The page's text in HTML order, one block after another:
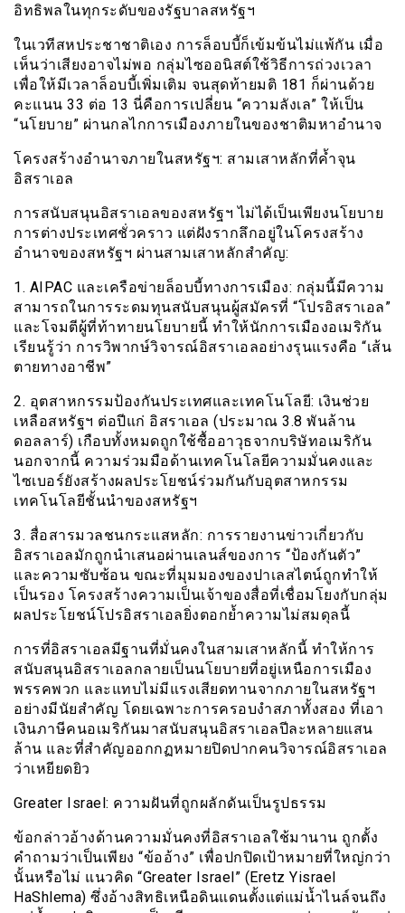
อิทธิพลในทุกระดับของรัฐบาลสหรัฐฯ
ในเวทีสหประชาชาติเอง การล็อบบี้ก็เข้มข้นไม่แพ้กัน เมื่อ
เห็นว่าเสียงอาจไม่พอ กลุ่มไซออนิสต์ใช้วิธีการถ่วงเวลา
เพื่อให้มีเวลาล็อบบี้เพิ่มเติม จนสุดท้ายมติ 181 ก็ผ่านด้วย
คะแนน 33 ต่อ 13 นี่คือการเปลี่ยน “ความลังเล” ให้เป็น
“นโยบาย” ผ่านกลไกการเมืองภายในของชาติมหาอำนาจ
โครงสร้างอำนาจภายในสหรัฐฯ: สามเสาหลักที่ค้ำจุน
อิสราเอล
การสนับสนุนอิสราเอลของสหรัฐฯ ไม่ได้เป็นเพียงนโยบาย
การต่างประเทศชั่วคราว แต่ฝังรากลึกอยู่ในโครงสร้าง
อำนาจของสหรัฐฯ ผ่านสามเสาหลักสำคัญ:
1. AIPAC และเครือข่ายล็อบบี้ทางการเมือง: กลุ่มนี้มีความ
สามารถในการระดมทุนสนับสนุนผู้สมัครที่ “โปรอิสราเอล”
และโจมตีผู้ที่ท้าทายนโยบายนี้ ทำให้นักการเมืองอเมริกัน
เรียนรู้ว่า การวิพากษ์วิจารณ์อิสราเอลอย่างรุนแรงคือ “เส้น
ตายทางอาชีพ”
2. อุตสาหกรรมป้องกันประเทศและเทคโนโลยี: เงินช่วย
เหลือสหรัฐฯ ต่อปีแก่ อิสราเอล (ประมาณ 3.8 พันล้าน
ดอลลาร์) เกือบทั้งหมดถูกใช้ซื้ออาวุธจากบริษัทอเมริกัน
นอกจากนี้ ความร่วมมือด้านเทคโนโลยีความมั่นคงและ
ไซเบอร์ยังสร้างผลประโยชน์ร่วมกันกับอุตสาหกรรม
เทคโนโลยีชั้นนำของสหรัฐฯ
3. สื่อสารมวลชนกระแสหลัก: การรายงานข่าวเกี่ยวกับ
อิสราเอลมักถูกนำเสนอผ่านเลนส์ของการ “ป้องกันตัว”
และความซับซ้อน ขณะที่มุมมองของปาเลสไตน์ถูกทำให้
เป็นรอง โครงสร้างความเป็นเจ้าของสื่อที่เชื่อมโยงกับกลุ่ม
ผลประโยชน์โปรอิสราเอลยิ่งตอกย้ำความไม่สมดุลนี้
การที่อิสราเอลมีฐานที่มั่นคงในสามเสาหลักนี้ ทำให้การ
สนับสนุนอิสราเอลกลายเป็นนโยบายที่อยู่เหนือการเมือง
พรรคพวก และแทบไม่มีแรงเสียดทานจากภายในสหรัฐฯ
อย่างมีนัยสำคัญ โดยเฉพาะการครอบงำสภาทั้งสอง ที่เอา
เงินภาษีคนอเมริกันมาสนับสนุนอิสราเอลปีละหลายแสน
ล้าน และที่สำคัญออกกฏหมายปิดปากคนวิจารณ์อิสราเอล
ว่าเหยียดยิว
Greater Israel: ความฝันที่ถูกผลักดันเป็นรูปธรรม
ข้อกล่าวอ้างด้านความมั่นคงที่อิสราเอลใช้มานาน ถูกตั้ง
คำถามว่าเป็นเพียง “ข้ออ้าง” เพื่อปกปิดเป้าหมายที่ใหญ่กว่า
นั้นหรือไม่ แนวคิด “Greater Israel” (Eretz Yisrael
HaShlema) ซึ่งอ้างสิทธิเหนือดินแดนตั้งแต่แม่น้ำไนล์จนถึง